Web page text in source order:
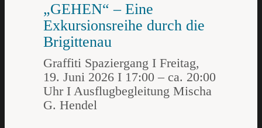
„GEHEN“ – Eine
Exkursionsreihe durch die
Brigittenau
Graffiti Spaziergang I Freitag,
19. Juni 2026 I 17:00 – ca. 20:00
Uhr I Ausflugbegleitung Mischa
G. Hendel